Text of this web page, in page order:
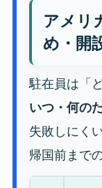
アメリ
め・開
駐在員は「
いつ・何の
失敗しにく
帰国前まで